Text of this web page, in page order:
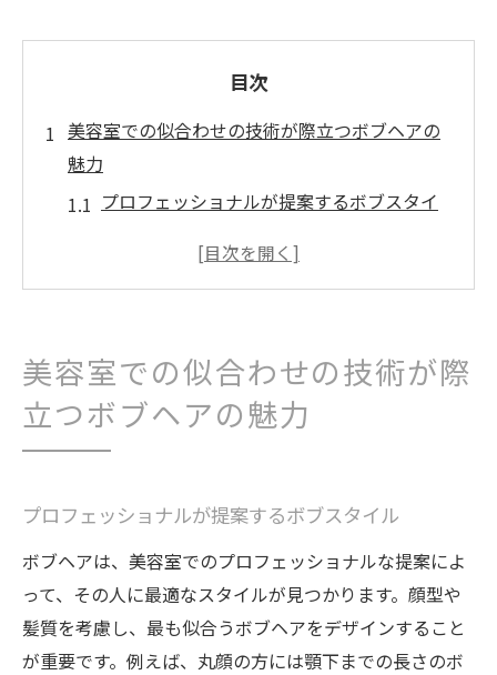
目次
美容室での似合わせの技術が際立つボブヘアの
魅力
プロフェッショナルが提案するボブスタイ
技術の差が現れるボブヘアのカット
流行のボブヘアを取り入れるコツ
ボブヘア専門の美容室の選び方
顔型に合わせた最適なボブヘアを美容室で見つ
カウンセリングで始まるボブヘア探し
美容師のアドバイスを活かすコツ
顔型別の似合わせテクニック
ボブヘアの長さとラインの調整
美容室での似合わせの技術が際
立つボブヘアの魅力
プロフェッショナルが提案するボブスタイル
ボブヘアは、美容室でのプロフェッショナルな提案によ
って、その人に最適なスタイルが見つかります。顔型や
髪質を考慮し、最も似合うボブヘアをデザインすること
が重要です。例えば、丸顔の方には顎下までの長さのボ